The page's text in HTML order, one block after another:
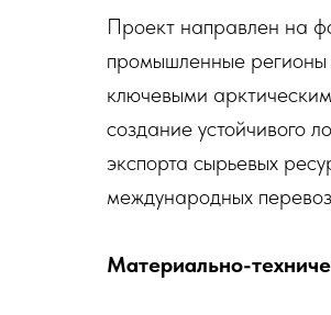
Проект направлен на
промышленные
ключевыми
создание устойчивого
экспорта сырьевых
международных
Материально-